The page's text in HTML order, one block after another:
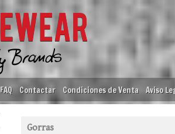
FAQ Contactar Condiciones de Venta Aviso
Gorras